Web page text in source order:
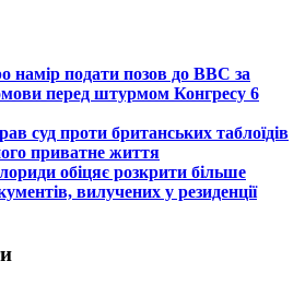
намір подати позов до ВВС за
перед штурмом Конгресу 6
суд проти британських таблоїдів
приватне життя
обіцяє розкрити більше
вилучених у резиденції